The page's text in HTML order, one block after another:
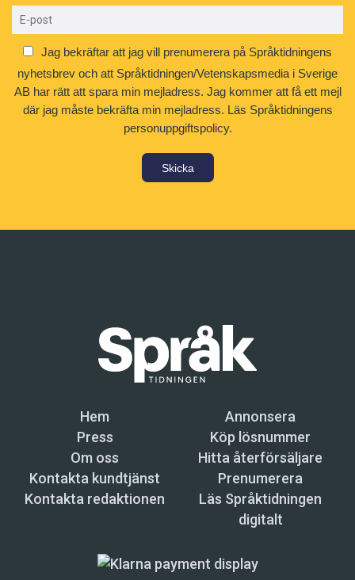
Jag bekräftar att jag vill prenumerera på Språktidningens
nyhetsbrev och att Språktidningen/Vetenskapsmedia i Sverige
AB har rätt att spara min mejladress. Jag kommer att få ett mejl
där jag måste bekräfta min mejladress. Läs Språktidningens
personuppgiftspolicy.
Skicka
Hem
Annonsera
Press
Köp lösnummer
Om oss
Hitta återförsäljare
Kontakta kundtjänst
Prenumerera
Kontakta redaktionen
Läs Språktidningen
digitalt